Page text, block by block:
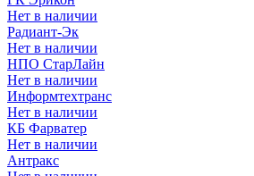
Нет в наличии
Радиант-Эк
Нет в наличии
НПО СтарЛайн
Нет в наличии
Информтехтранс
Нет в наличии
КБ Фарватер
Нет в наличии
Антракс